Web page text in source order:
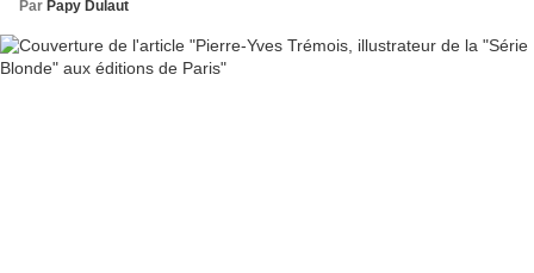
Par Papy Dulaut